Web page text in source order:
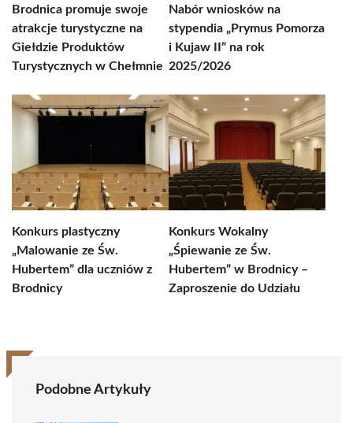
Brodnica promuje swoje
atrakcje turystyczne na
Giełdzie Produktów
Turystycznych w Chełmnie
Nabór wniosków na
stypendia „Prymus Pomorza
i Kujaw II” na rok
2025/2026
Konkurs plastyczny
„Malowanie ze Św.
Hubertem” dla uczniów z
Brodnicy
Konkurs Wokalny
„Śpiewanie ze Św.
Hubertem” w Brodnicy –
Zaproszenie do Udziału
Podobne Artykuły